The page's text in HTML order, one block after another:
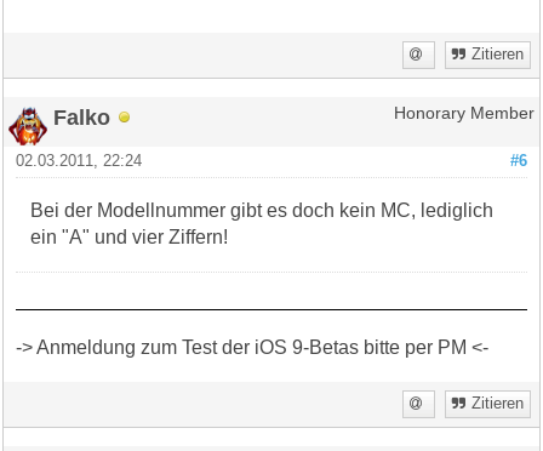
Zitieren
Falko Honorary Member
#6
02.03.2011, 22:24
Bei der Modellnummer gibt es doch kein MC, lediglich
ein "A" und vier Ziffern!
-> Anmeldung zum Test der iOS 9-Betas bitte per PM <-
Zitieren